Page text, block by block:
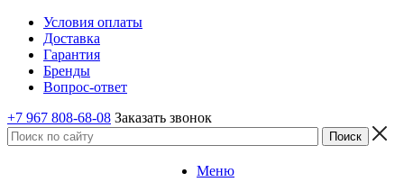
Условия оплаты
Доставка
Гарантия
Бренды
Вопрос-ответ
+7 967 808-68-08 Заказать звонок
Меню